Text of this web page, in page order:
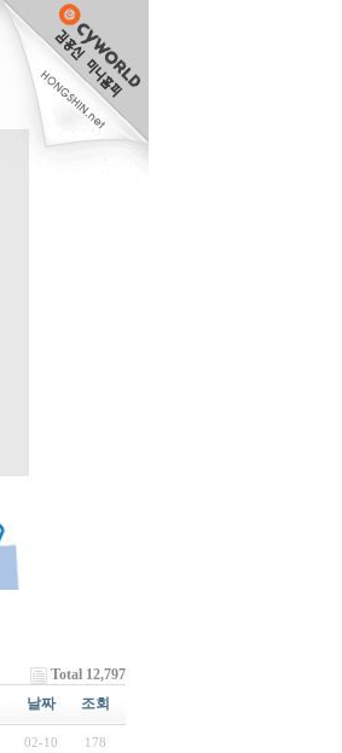
Total 12,797
날짜 조회
02-10 178